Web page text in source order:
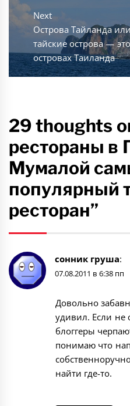
Next
Next
post:
Острова Тайланда
тайские острова —
островах Таиланда
29 thoughts
рестораны в
Мумалой
популярный
ресторан”
сонник груша:
07.08.2011 в 6:38 пп
Довольно
удивил. Если не
блоггеры
понимаю что
найти где-то.